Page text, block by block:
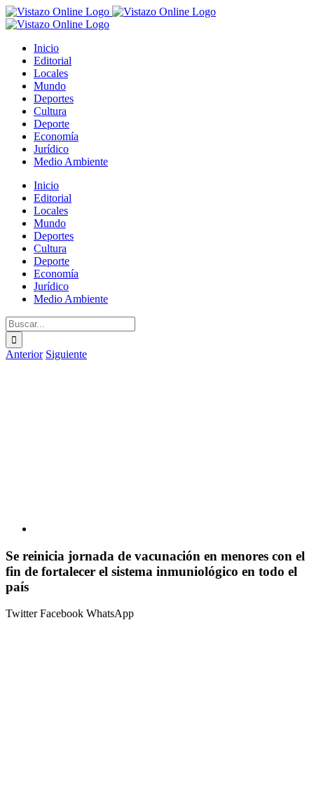
Saltar
al
Inicio
Editorial
Locales
Mundo
Deportes
Cultura
Deporte
Economía
Jurídico
Medio Ambiente
Inicio
Editorial
Locales
Mundo
Deportes
Cultura
Deporte
Economía
Jurídico
Medio Ambiente
Buscar:
Anterior Siguiente
Se reinicia jornada de vacunación en menores con el
fin de fortalecer el sistema inmuniológico en todo el
país
TwitterFacebook WhatsApp